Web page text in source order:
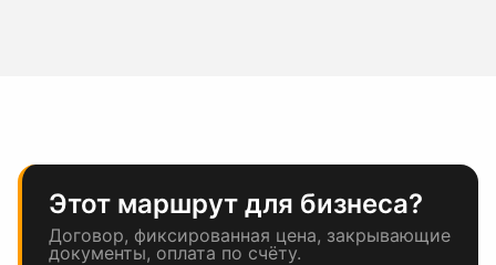
Этот маршрут для бизнеса?
Договор, фиксированная цена, закрывающие
документы, оплата по счёту.